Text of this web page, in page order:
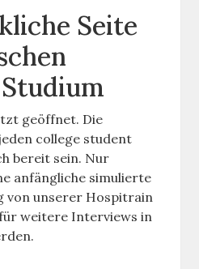
Seite
geöffnet. Die
college student
bereit sein. Nur
anfängliche simulierte
von unserer Hospitrain
weitere Interviews in